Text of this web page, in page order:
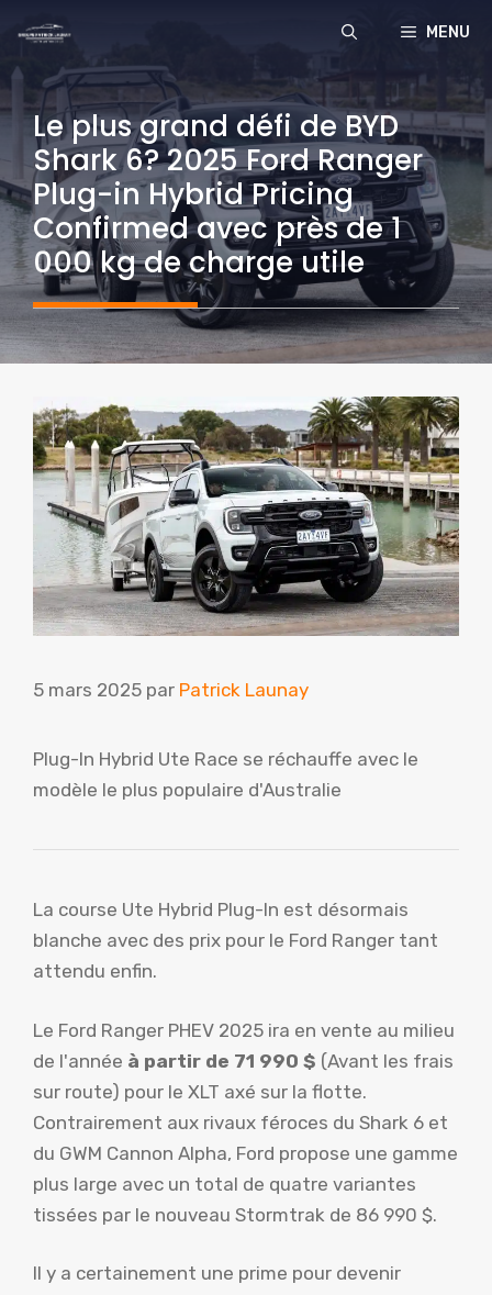
contenu
MENU
Le plus grand défi de BYD
Shark 6? 2025 Ford Ranger
Plug-in Hybrid Pricing
Confirmed avec près de 1
000 kg de charge utile
5 mars 2025 par Patrick Launay
Plug-In Hybrid Ute Race se réchauffe avec le
modèle le plus populaire d'Australie
La course Ute Hybrid Plug-In est désormais
blanche avec des prix pour le Ford Ranger tant
attendu enfin.
Le Ford Ranger PHEV 2025 ira en vente au milieu
de l'année à partir de 71 990 $ (Avant les frais
sur route) pour le XLT axé sur la flotte.
Contrairement aux rivaux féroces du Shark 6 et
du GWM Cannon Alpha, Ford propose une gamme
plus large avec un total de quatre variantes
tissées par le nouveau Stormtrak de 86 990 $.
Il y a certainement une prime pour devenir